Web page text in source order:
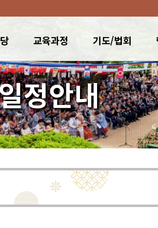
교육과정 기도/법회
정안내